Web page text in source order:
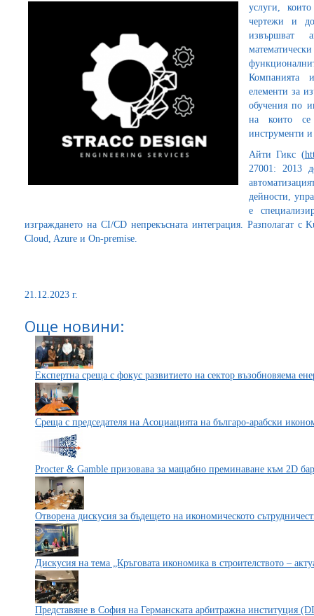
услуги,
чертежи и
извършват
Компанията
елементи за
обучения по
на които се
инструменти
Айти Гикс (
27001: 2013
дейности,
е
изграждането на CI/CD непрекъсната интеграция. Разполагат с
Cloud, Azure и On-premise.
21.12.2023 г.
Още новини:
Експертна среща с фокус развитието на сектор възобновяема
Среща с председателя на Асоциацията на българо-арабски
Procter & Gamble призовава за мащабно преминаване към 2D
Отворена дискусия за бъдещето на икономическото
Дискусия на тема „Кръговата икономика в строителството –
Представяне в София на Германската арбитражна институция